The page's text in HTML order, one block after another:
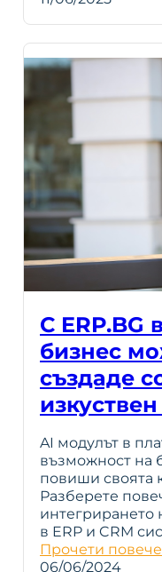
С ERP.BG
бизнес
създаде
AI модулът в
възможност на
повиши своята
Разберете
интегрирането
в ERP и CRM
Прочети повече
06/06/2024